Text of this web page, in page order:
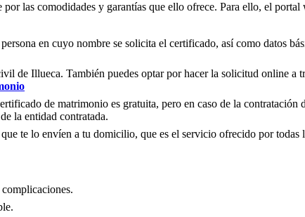
las comodidades y garantías que ello ofrece. Para ello, el
en cuyo nombre se solicita el certificado, así como datos
de Illueca. También puedes optar por hacer la solicitud online a
de matrimonio es gratuita, pero en caso de la contratación
la entidad contratada.
te lo envíen a tu domicilio, que es el servicio ofrecido por todas